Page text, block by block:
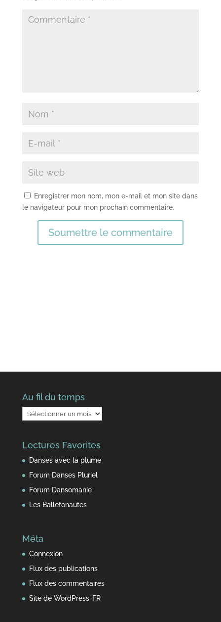
Enregistrer mon nom, mon e-mail et mon site dans
le navigateur pour mon prochain commentaire.
Soumettre le commentaire
Au fil du temps
Au
fil
temps
Lectures Favorites
Danses avec la plume
Forum Danses Pluriel
Forum Dansomanie
Les Balletonautes
Méta
Connexion
Flux des publications
Flux des commentaires
Site de WordPress-FR